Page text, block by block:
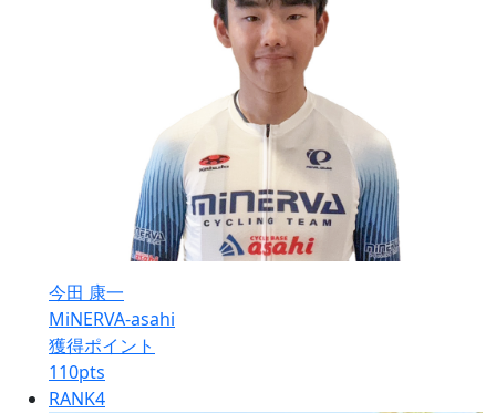
今田 康一
MiNERVA-asahi
獲得ポイント
110pts
RANK4